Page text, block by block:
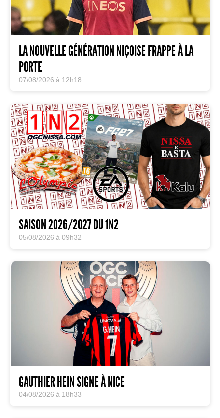
LA NOUVELLE GÉNÉRATION NIÇOISE FRAPPE À LA
PORTE
07/08/2026 à 12h18
SAISON 2026/2027 DU 1N2
05/08/2026 à 09h32
GAUTHIER HEIN SIGNE À NICE
04/08/2026 à 18h33